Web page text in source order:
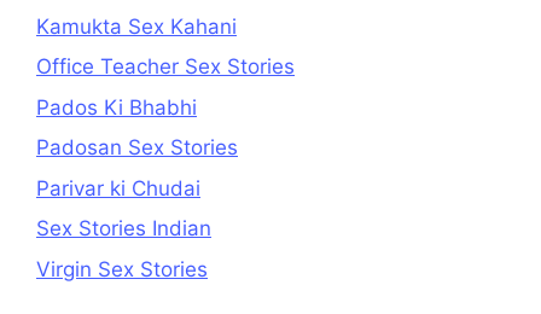
Kamukta Sex Kahani
Office Teacher Sex Stories
Pados Ki Bhabhi
Padosan Sex Stories
Parivar ki Chudai
Sex Stories Indian
Virgin Sex Stories